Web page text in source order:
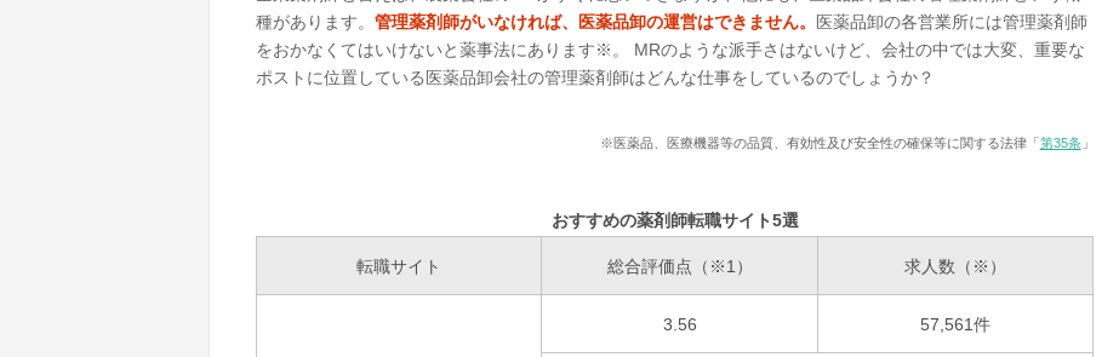
種があります。管理薬剤師がいなければ、医薬品卸の運営はできません。 医薬品卸の各営業所には管理薬剤師
をおかなくてはいけないと薬事法にあります※。 MRのような派手さはないけど、会社の中では大変、重要な
ポストに位置している医薬品卸会社の管理薬剤師はどんな仕事をしているのでしょうか？
※医薬品、医療機器等の品質、有効性及び安全性の確保等に関する法律「 第35条」
おすすめの薬剤師転職サイト5選
転職サイト 総合評価点（※1） 求人数（※）
3.56 57,561件